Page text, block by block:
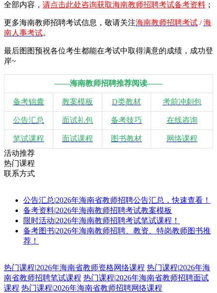
全部内容， 请点击此处咨询获取海南教师招聘考试备考资料 ；
更多海南教师招聘考试信息，敬请关注海南教师招聘考试 /海
南人事考试。
最后图图预祝各位考生都能在考试中取得满意的成绩，成功登
岸~
——海南教师招聘推荐阅读——
备考锦囊 教案模板 D类教材 考前冲刺包
公告汇总 面试礼包 备考技巧 在线咨询
笔试课程 面试课程 图书教材
网络课程
活动推荐
热门课程
联系方式
公告汇总|2026年海南省教师招聘公告汇总，快速查看！
备考资料|2026年海南教师招聘考试教案模板
限时活动|2026年海南教师招聘考试笔试课程！
备考图书|2026年海南教师招聘、教资、特岗教师图书推
荐！
热门课程|2026年海南省教师资格网络课程 热门课程|2026年海
南省教师招聘笔试课程 热门课程|2026年海南省教师招聘面试
课程 热门课程|2026年海南省教师招聘网络课程